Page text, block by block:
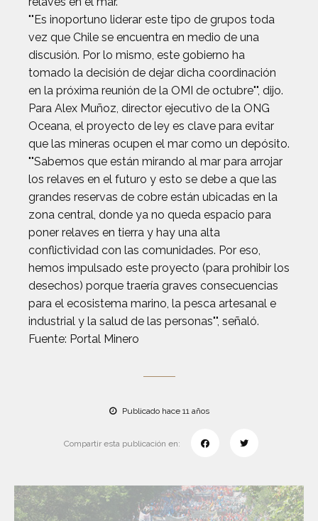
""Es inoportuno liderar este tipo de grupos toda
vez que Chile se encuentra en medio de una
discusión. Por lo mismo, este gobierno ha
tomado la decisión de dejar dicha coordinación
en la próxima reunión de la OMI de octubre"", dijo.
Para Alex Muñoz, director ejecutivo de la ONG
Oceana, el proyecto de ley es clave para evitar
que las mineras ocupen el mar como un depósito.
""Sabemos que están mirando al mar para arrojar
los relaves en el futuro y esto se debe a que las
grandes reservas de cobre están ubicadas en la
zona central, donde ya no queda espacio para
poner relaves en tierra y hay una alta
conflictividad con las comunidades. Por eso,
hemos impulsado este proyecto (para prohibir los
desechos) porque traería graves consecuencias
para el ecosistema marino, la pesca artesanal e
industrial y la salud de las personas"", señaló.
Fuente: Portal Minero
Publicado hace 11 años
Compartir esta publicación en: